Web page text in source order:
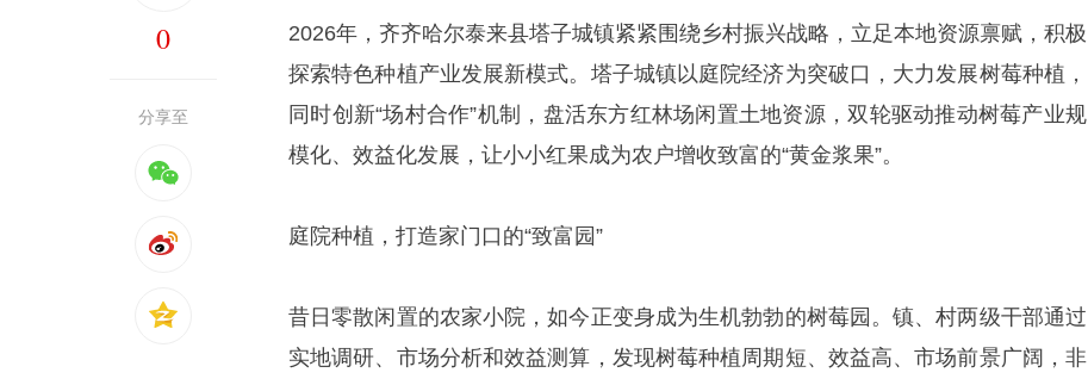
0
分享至
2026年，齐齐哈尔泰来县塔子城镇紧紧围绕乡村振兴战略，立足本地资源禀赋，积极
探索特色种植产业发展新模式。塔子城镇以庭院经济为突破口，大力发展树莓种植，
同时创新“场村合作”机制，盘活东方红林场闲置土地资源，双轮驱动推动树莓产业规
模化、效益化发展，让小小红果成为农户增收致富的“黄金浆果”。
庭院种植，打造家门口的“致富园”
昔日零散闲置的农家小院，如今正变身成为生机勃勃的树莓园。镇、村两级干部通过
实地调研、市场分析和效益测算，发现树莓种植周期短、效益高、市场前景广阔，非